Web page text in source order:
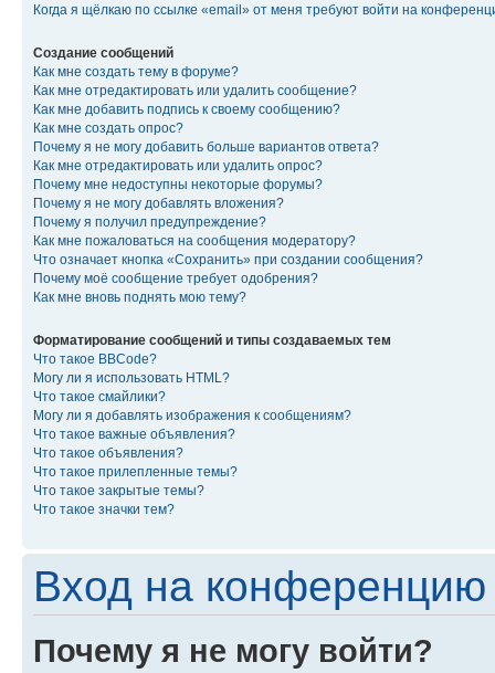
Когда я щёлкаю по ссылке «email» от меня требуют войти на
Создание сообщений
Как мне создать тему в форуме?
Как мне отредактировать или удалить сообщение?
Как мне добавить подпись к своему сообщению?
Как мне создать опрос?
Почему я не могу добавить больше вариантов ответа?
Как мне отредактировать или удалить опрос?
Почему мне недоступны некоторые форумы?
Почему я не могу добавлять вложения?
Почему я получил предупреждение?
Как мне пожаловаться на сообщения модератору?
Что означает кнопка «Сохранить» при создании сообщения?
Почему моё сообщение требует одобрения?
Как мне вновь поднять мою тему?
Форматирование сообщений и типы создаваемых тем
Что такое BBCode?
Могу ли я использовать HTML?
Что такое смайлики?
Могу ли я добавлять изображения к сообщениям?
Что такое важные объявления?
Что такое объявления?
Что такое прилепленные темы?
Что такое закрытые темы?
Что такое значки тем?
Вход на конференцию
Почему я не могу войти?